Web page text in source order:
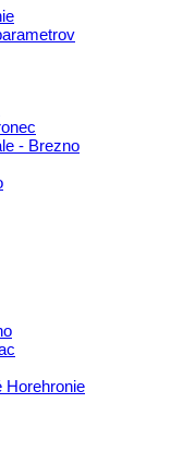
- Brezno
Horehronie